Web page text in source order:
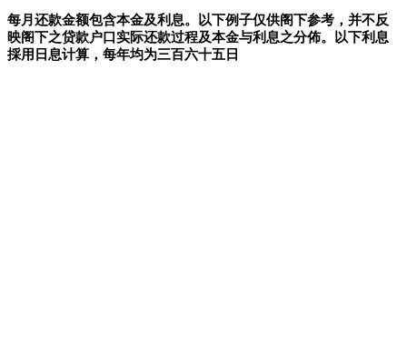
每月还款金额包含本金及利息。以下例子仅供阁下参考，并不反
映阁下之贷款户口实际还款过程及本金与利息之分佈。以下利息
採用日息计算，每年均为三百六十五日